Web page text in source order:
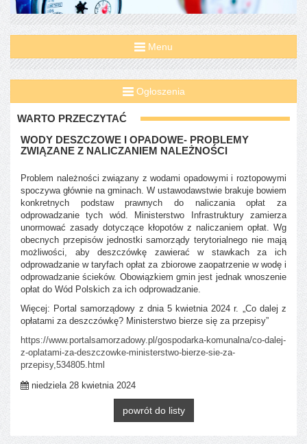
Menu
Ogłoszenia
WARTO PRZECZYTAĆ
WODY DESZCZOWE I OPADOWE- PROBLEMY
ZWIĄZANE Z NALICZANIEM NALEŻNOŚCI
Problem należności związany z wodami opadowymi i roztopowymi
spoczywa głównie na gminach. W ustawodawstwie brakuje bowiem
konkretnych podstaw prawnych do naliczania opłat za
odprowadzanie tych wód. Ministerstwo Infrastruktury zamierza
unormować zasady dotyczące kłopotów z naliczaniem opłat. Wg
obecnych przepisów jednostki samorządy terytorialnego nie mają
możliwości, aby deszczówkę zawierać w stawkach za ich
odprowadzanie w taryfach opłat za zbiorowe zaopatrzenie w wodę i
odprowadzanie ścieków. Obowiązkiem gmin jest jednak wnoszenie
opłat do Wód Polskich za ich odprowadzanie.
Więcej: Portal samorządowy z dnia 5 kwietnia 2024 r. „Co dalej z
opłatami za deszczówkę? Ministerstwo bierze się za przepisy”
https://www.portalsamorzadowy.pl/gospodarka-komunalna/co-dalej-
z-oplatami-za-deszczowke-ministerstwo-bierze-sie-za-
przepisy,534805.html
niedziela 28 kwietnia 2024
powrót do listy